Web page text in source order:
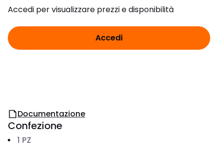
Accedi per visualizzare prezzi e disponibilità
Accedi
Documentazione
Confezione
1 PZ